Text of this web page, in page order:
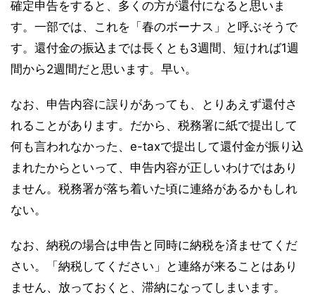
確定申告をすると、多くの方が還付になると思いま
す。一部では、これを「春のボーナス」と呼ぶそうで
す。還付金の振込までは長くとも3週間、短ければ1週
間から2週間だと思います。早い。
なお、申告内容に誤りがあっても、とりあえず還付さ
れることがあります。だから、税務署に紙で提出して
何も言われなかった、e-taxで提出して還付金が振り込
まれたからといって、申告内容が正しいわけではあり
ません。税務署が落ち着いた頃に連絡があるかもしれ
ない。
なお、納税の場合は申告と同時に納税を済ませてくだ
さい。「納税してください」と連絡が来ることはあり
ません、放っておくと、滞納になってしまいます。